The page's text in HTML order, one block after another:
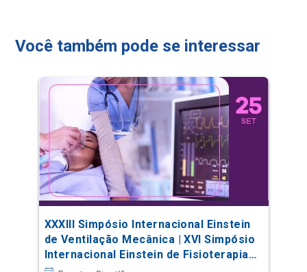
Você também pode se interessar
XXXIII Simpósio Internacional Einstein
de Ventilação Mecânica | XVI Simpósio
Internacional Einstein de Fisioterapia